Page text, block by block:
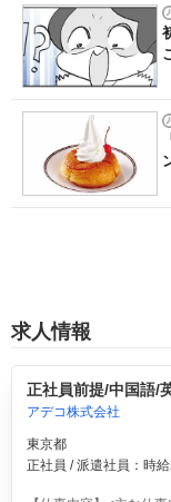
求人情報
正社員前提/中国語/
アデコ株式会社
東京都
正社員 / 派遣社員：時